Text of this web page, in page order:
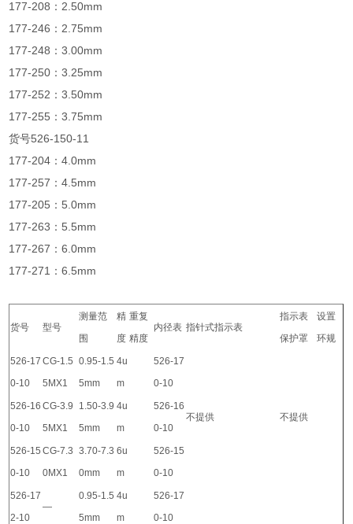
177-208：2.50mm
177-246：2.75mm
177-248：3.00mm
177-250：3.25mm
177-252：3.50mm
177-255：3.75mm
货号526-150-11
177-204：4.0mm
177-257：4.5mm
177-205：5.0mm
177-263：5.5mm
177-267：6.0mm
177-271：6.5mm
货号 型号
测量范
围
精
度
重复
精度
内径表 指针式指示表
指示表
保护罩
设置
环规
526-17
0-10
CG-1.5
5MX1
0.95-1.5
5mm
4u
m
526-17
0-10
不提供 不提供
526-16
0-10
CG-3.9
5MX1
1.50-3.9
5mm
4u
m
526-16
0-10
526-15
0-10
CG-7.3
0MX1
3.70-7.3
0mm
6u
m
526-15
0-10
526-17
2-10
—
0.95-1.5
5mm
4u
m
526-17
0-10